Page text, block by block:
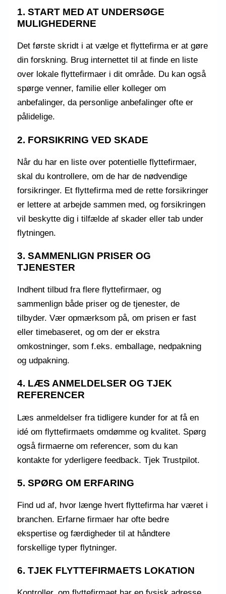
1. START MED AT UNDERSØGE
MULIGHEDERNE
Det første skridt i at vælge et flyttefirma er at gøre
din forskning. Brug internettet til at finde en liste
over lokale flyttefirmaer i dit område. Du kan også
spørge venner, familie eller kolleger om
anbefalinger, da personlige anbefalinger ofte er
pålidelige.
2. FORSIKRING VED SKADE
Når du har en liste over potentielle flyttefirmaer,
skal du kontrollere, om de har de nødvendige
forsikringer. Et flyttefirma med de rette forsikringer
er lettere at arbejde sammen med, og forsikringen
vil beskytte dig i tilfælde af skader eller tab under
flytningen.
3. SAMMENLIGN PRISER OG
TJENESTER
Indhent tilbud fra flere flyttefirmaer, og
sammenlign både priser og de tjenester, de
tilbyder. Vær opmærksom på, om prisen er fast
eller timebaseret, og om der er ekstra
omkostninger, som f.eks. emballage, nedpakning
og udpakning.
4. LÆS ANMELDELSER OG TJEK
REFERENCER
Læs anmeldelser fra tidligere kunder for at få en
idé om flyttefirmaets omdømme og kvalitet. Spørg
også firmaerne om referencer, som du kan
kontakte for yderligere feedback. TjekTrustpilot.
5. SPØRG OM ERFARING
Find ud af, hvor længe hvert flyttefirma har været i
branchen. Erfarne firmaer har ofte bedre
ekspertise og færdigheder til at håndtere
forskellige typer flytninger.
6. TJEK FLYTTEFIRMAETS LOKATION